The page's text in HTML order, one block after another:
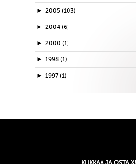
► 2005 (103)
► 2004 (6)
► 2000 (1)
► 1998 (1)
► 1997 (1)
KLIKKAA JA OSTA X!